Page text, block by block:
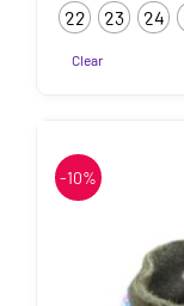
22 23 24
Clear
mitu
varianti.
-10%